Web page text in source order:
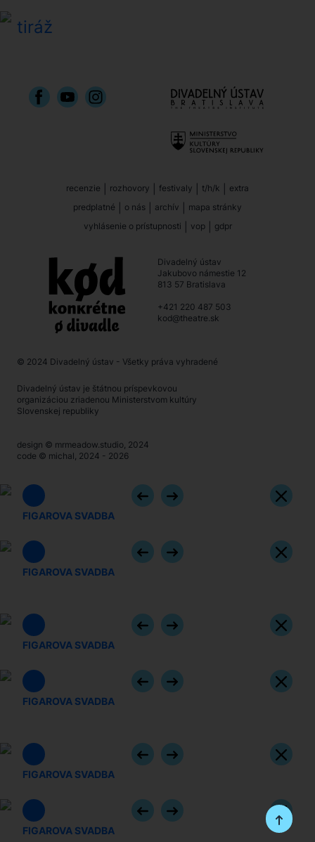
tiráž
recenzie rozhovory festivaly t/h/k
extra
predplatné
o nás archív
mapa stránky
vyhlásenie o prístupnosti
vop gdpr
Divadelný ústav
Jakubovo námestie 12
813 57 Bratislava
+421 220 487 503
kod@theatre.sk
© 2024 Divadelný ústav - Všetky práva vyhradené
Divadelný ústav je štátnou príspevkovou
organizáciou zriadenou Ministerstvom kultúry
Slovenskej republiky
design © mrmeadow.studio , 2024
code © michal , 2024 - 2026
FIGAROVA SVADBA
FIGAROVA SVADBA
FIGAROVA SVADBA
FIGAROVA SVADBA
FIGAROVA SVADBA
FIGAROVA SVADBA